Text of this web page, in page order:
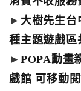
► 大樹先生台
種主題遊戲區
► POPA動畫
戲館 可移動